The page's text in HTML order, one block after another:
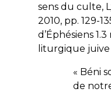
sens du culte,
2010, pp. 129-
d’Éphésiens
liturgique juive
« Béni
de